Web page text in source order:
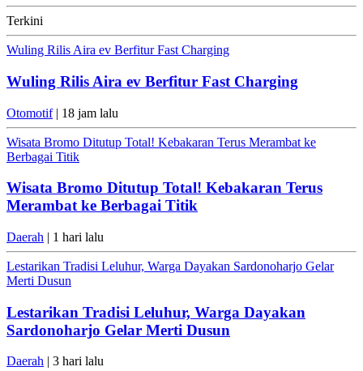
Terkini
Wuling Rilis Aira ev Berfitur Fast Charging
Wuling Rilis Aira ev Berfitur Fast Charging
Otomotif| 18 jam lalu
Wisata Bromo Ditutup Total! Kebakaran Terus Merambat ke
Berbagai Titik
Wisata Bromo Ditutup Total! Kebakaran Terus
Merambat ke Berbagai Titik
Daerah | 1 hari lalu
Lestarikan Tradisi Leluhur, Warga Dayakan Sardonoharjo Gelar
Merti Dusun
Lestarikan Tradisi Leluhur, Warga Dayakan
Sardonoharjo Gelar Merti Dusun
Daerah | 3 hari lalu